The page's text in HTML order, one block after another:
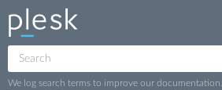
We log search terms to improve our documentation.